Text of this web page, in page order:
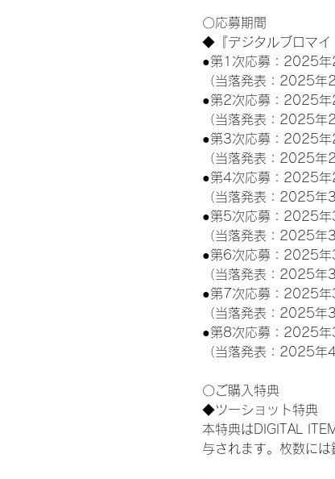
〇応募期間
◆『デジタルブロマイ
●第1次応募：2025
（当落発表：2025年
●第2次応募：2025
（当落発表：2025年
●第3次応募：2025
（当落発表：2025年
●第4次応募：2025
（当落発表：2025年
●第5次応募：2025
（当落発表：2025年
●第6次応募：2025
（当落発表：2025年
●第7次応募：2025
（当落発表：2025年
●第8次応募：2025
（当落発表：2025年
〇ご購入特典
◆ツーショット特典
本特典はDIGITAL
与されます。枚数には